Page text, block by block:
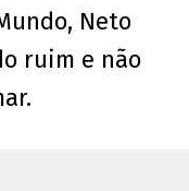
Neto
ruim e não